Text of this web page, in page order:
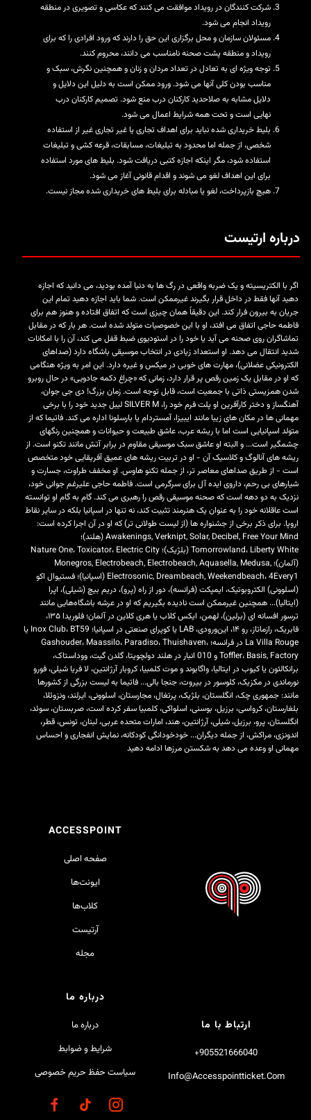
شرکت کنندگان در رویداد موافقت می کنند که عکاسی و تصویری در منطقه
رویداد انجام می شود.
مسئولان سازمان و محل برگزاری این حق را دارند که ورود افرادی را که برای
رویداد و منطقه پشت صحنه نامناسب می دانند، محروم کنند.
توجه ویژه ای به تعادل در تعداد مردان و زنان و همچنین نگرش، سبک و
مناسب بودن کلی آنها می شود. ورود ممکن است به دلیل این دلایل و
دلایل مشابه به صلاحدید کارکنان درب منع شود. تصمیم کارکنان درب
نهایی است و تحت همه شرایط اعمال می شود.
بلیط خریداری شده نباید برای اهداف تجاری یا غیر تجاری غیر از استفاده
شخصی، از جمله اما محدود به تبلیغات، مسابقات، قرعه کشی و تبلیغات
استفاده شود، مگر اینکه اجازه کتبی دریافت شود. بلیط های مورد استفاده
برای این اهداف لغو می شوند و اقدام قانونی آغاز می شود.
هیچ بازپرداخت، لغو یا مبادله برای بلیط های خریداری شده مجاز نیست.
درباره ارتیست
اگر با الکتریسیته و یک ضربه واقعی در رگ ها به دنیا آمده بودید، می دانید که اجازه
دهید آنها فقط در داخل قرار بگیرند غیرممکن است. شما باید اجازه دهید تمام این
جریان به بیرون فرار کند. این دقیقاً همان چیزی است که اتفاق افتاده و هنوز هم برای
فاطمه حاجی اتفاق می افتد، او با این خصوصیات متولد شده است. هر بار که در مقابل
تماشاگران روی صحنه می آید یا خود را در استودیوی ضبط قفل می کند، آن را با امکانات
شدید انتقال می دهد. او استعداد زیادی در انتخاب موسیقی باشگاه دارد (صداهای
الکترونیکی عضلانی)، مهارت های خوبی در میکس و غیره دارد. این امر به ویژه هنگامی
که او در مقابل یک زمین رقص پر قرار دارد، زمانی که «چراغ دکمه جادویی» در حال روبرو
شدن همزیستی ذاتی با جمعیت است، قابل توجه است. زمان بزرگ! دی جی جوان،
آهنگساز و دختر کارآفرین او پلت فرم خود را، SILVER M لیبل جدید خود را با برخی
مهمانی ها در مکان های زیبا مانند ایبیزا، آمستردام یا بارسلونا اداره می کند. فاتیما که از
متولد اسپانیایی است اما با ریشه عرب، عاشق طبیعت و حیوانات و همچنین رنگهای
چشمگیر است... و البته او عاشق سبک موسیقی مقاوم در برابر آتش مانند تکنو است. از
ریشه های آنالوگ و کلاسیک آن - او در تربیت ریشه های عمیق آفریقایی خود متخصص
است - از طریق صداهای معاصر تر، از جمله تکنو هاوس. او مخفف طراوت، جسارت و
شیارهای بی رحم، داروی ایده آل برای سرگرمی است. فاطمه حاجی علیرغم جوانی خود،
نزدیک به دو دهه است که صحنه موسیقی رقص را رهبری می کند. گام به گام او توانسته
است عاقلانه خود را به عنوان یک هنرمند تثبیت کند، نه تنها در اسپانیا بلکه در سایر نقاط
اروپا. برای ذکر برخی از جشنواره ها (از لیست طولانی تر) که او در آن اجرا کرده است:
Awakenings, Verknipt, Solar, Decibel, Free Your Mind (هلند)؛
Tomorrowland، Liberty White (بلژیک)؛ Nature One، Toxicator، Electric City
(آلمان)؛ Monegros, Electrobeach, Electrobeach, Aquasella, Medusa,
Electrosonic, Dreambeach, Weekendbeach، 4Every1 (اسپانیا)؛ فستیوال اکو
(اسلوونی) الکتروبوتیک، ایمپکت (فرانسه)، دور از راه (پرو)، دریم بیچ (شیلی)، اپرا
(ایتالیا)... همچنین غیرممکن است نادیده بگیریم که او در عرشه باشگاه‌هایی مانند
ترسور افسانه ای (برلین)، لهمن، ایکس کلاب یا هری کلاین در آلمان؛ فلوریدا ۱۳۵،
فابریک، رازماتاز، رو ۱۴، این‌ورودی، LAB یا کوپرای صنعتی در اسپانیا؛ Inox Club، BT59 یا
La Villa Rouge در فرانسه؛ Gashouder، Maassilo، Paradiso، Thuishaven،
Toffler، Basis, Factory و 010 انبار در هلند دولچویتا، گلدن گیت، ووداستاک،
برانکالئون یا کیوب در ایتالیا، واگابوند و موت کلمبیا، کروبار آرژانتین، لا فریا شیلی، فورو
نورماندی در مکزیک، کلوسور در بیروت، جنجا بالی... فاتیما به لیست بزرگی از کشورها
مانند: جمهوری چک، انگلستان، بلژیک، پرتغال، مجارستان، اسلوونی، ایرلند، ونزوئلا،
بلغارستان، کرواسی، برزیل، بوسنی، اسلواکی، کلمبیا سفر کرده است، صربستان، سوئد،
انگلستان، پرو، برزیل، شیلی، آرژانتین، هند، امارات متحده عربی، لبنان، تونس، قطر،
اندونزی، مراکش، از جمله دیگران... خودخودانگی کودکانه، نمایش انفجاری و احساس
مهمانی او وعده می دهد به شکستن مرزها ادامه دهید
ACCESSPOINT
صفحه اصلی
ایونت‌ها
کلاب‌ها
آرتیست
مجله
ارتباط با ما
905521666040+
Info@accesspointticket.com
درباره ما
درباره ما
شرایط و ضوابط
سیاست حفظ حریم خصوصی